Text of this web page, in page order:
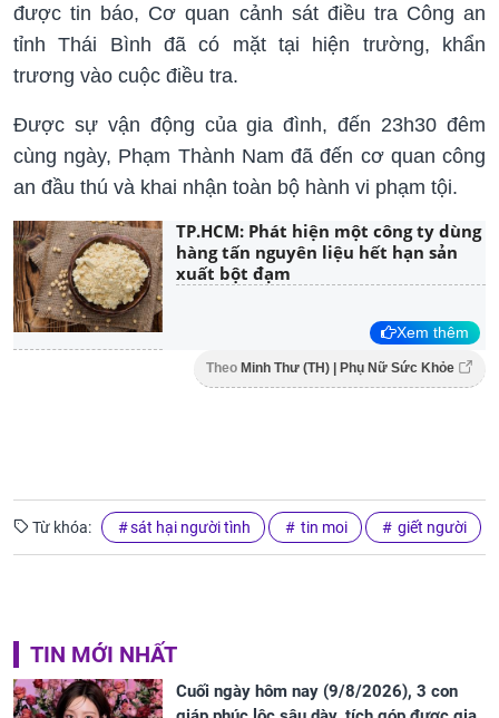
được tin báo, Cơ quan cảnh sát điều tra Công an
tỉnh Thái Bình đã có mặt tại hiện trường, khẩn
trương vào cuộc điều tra.
Được sự vận động của gia đình, đến 23h30 đêm
cùng ngày, Phạm Thành Nam đã đến cơ quan công
an đầu thú và khai nhận toàn bộ hành vi phạm tội.
TP.HCM: Phát hiện một công ty dùng
hàng tấn nguyên liệu hết hạn sản
xuất bột đạm
Xem thêm
Theo Minh Thư (TH) | Phụ Nữ Sức Khỏe
Từ khóa: sát hại người tình tin moi giết người
TIN MỚI NHẤT
Cuối ngày hôm nay (9/8/2026), 3 con